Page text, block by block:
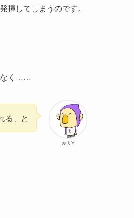
揮してしまうのです。
なく……
友人Y
る、と